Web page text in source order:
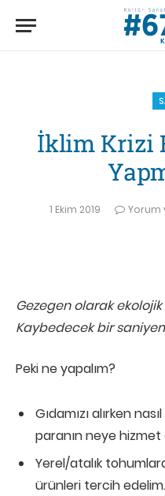
İklim Krizi
1 Ekim 2019 Yorum
Gezegen olarak ekolojik
Kaybedecek bir
Peki ne yapalım?
Gıdamızı alırken
paranın neye hizmet
Yerel/atalık
ürünleri tercih edelim.